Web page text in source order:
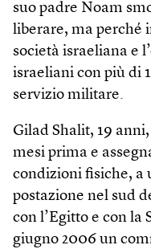
suo padre Noam
liberare, ma perché
società israeliana e
israeliani con più di
servizio militare.
Gilad Shalit, 19
mesi prima e
condizioni fisiche, a
postazione nel sud
con l’Egitto e con la
giugno 2006 un